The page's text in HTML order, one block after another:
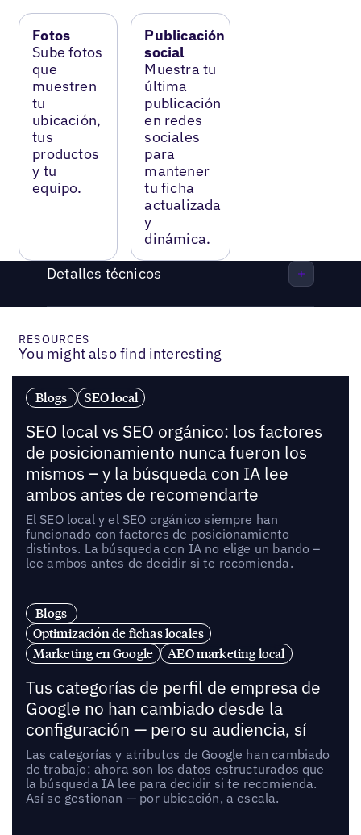
Fotos
Sube fotos
que
muestren
tu
ubicación,
tus
productos
y tu
equipo.
Publicación
social
Muestra tu
última
publicación
en redes
sociales
para
mantener
tu ficha
actualizada
y
dinámica.
Detalles técnicos
RESOURCES
You might also find interesting
Blogs SEO local
SEO local vs SEO orgánico: los factores
de posicionamiento nunca fueron los
mismos – y la búsqueda con IA lee
ambos antes de recomendarte
El SEO local y el SEO orgánico siempre han
funcionado con factores de posicionamiento
distintos. La búsqueda con IA no elige un bando –
lee ambos antes de decidir si te recomienda.
Blogs
Optimización de fichas locales
Marketing en Google
AEO marketing local
Tus categorías de perfil de empresa de
Google no han cambiado desde la
configuración — pero su audiencia, sí
Las categorías y atributos de Google han cambiado
de trabajo: ahora son los datos estructurados que
la búsqueda IA lee para decidir si te recomienda.
Así se gestionan — por ubicación, a escala.